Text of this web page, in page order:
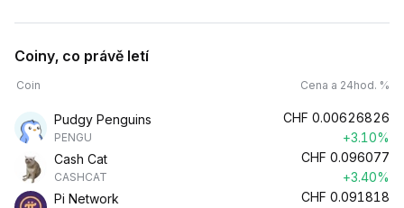
Coiny, co právě letí
Coin Cena a 24hod. %
Pudgy Penguins
PENGU
CHF 0.00626826
+3.10%
Cash Cat
CASHCAT
CHF 0.096077
+3.40%
Pi Network
CHF 0.091818